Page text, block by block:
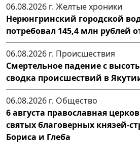
06.08.2026 г. Желтые хроники
Нерюнгринский городской
потребовал 145,4 млн рублей
06.08.2026 г. Происшествия
Смертельное падение с
сводка происшествий в
06.08.2026 г. Общество
6 августа православная
святых благоверных князей-
Бориса и Глеба